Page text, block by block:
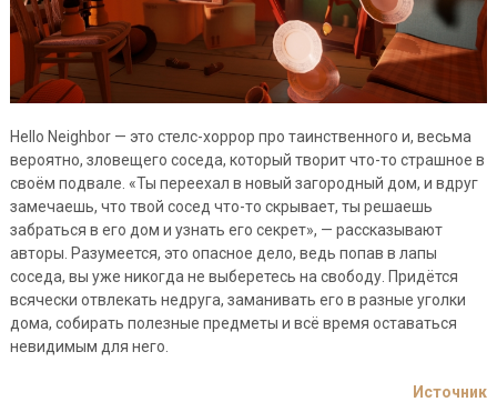
Hello Neighbor — это стелс-хоррор про таинственного и, весьма
вероятно, зловещего соседа, который творит что-то страшное в
своём подвале. «Ты переехал в новый загородный дом, и вдруг
замечаешь, что твой сосед что-то скрывает, ты решаешь
забраться в его дом и узнать его секрет», — рассказывают
авторы. Разумеется, это опасное дело, ведь попав в лапы
соседа, вы уже никогда не выберетесь на свободу. Придётся
всячески отвлекать недруга, заманивать его в разные уголки
дома, собирать полезные предметы и всё время оставаться
невидимым для него.
Источник